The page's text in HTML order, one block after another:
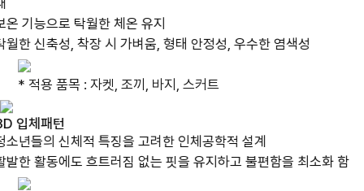
재
보온 기능으로 탁월한 체온 유지
탁월한 신축성, 착장 시 가벼움, 형태 안정성, 우수한 염색성
* 적용 품목 : 자켓, 조끼, 바지, 스커트
3D 입체패턴
청소년들의 신체적 특징을 고려한 인체공학적 설계
활발한 활동에도 흐트러짐 없는 핏을 유지하고 불편함을 최소화 함